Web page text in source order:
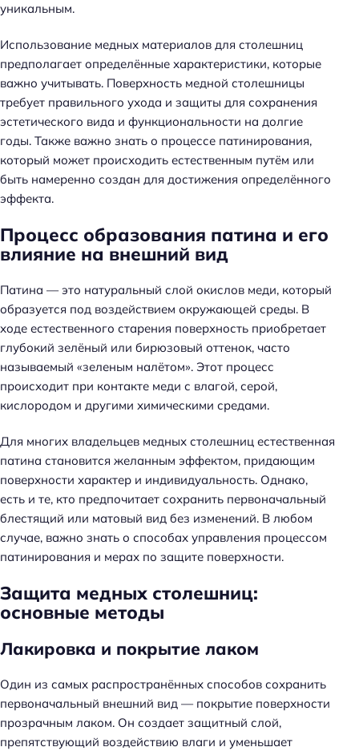
уникальным.
Использование медных материалов для столешниц
предполагает определённые характеристики, которые
важно учитывать. Поверхность медной столешницы
требует правильного ухода и защиты для сохранения
эстетического вида и функциональности на долгие
годы. Также важно знать о процессе патинирования,
который может происходить естественным путём или
быть намеренно создан для достижения определённого
эффекта.
Процесс образования патина и его
влияние на внешний вид
Патина — это натуральный слой окислов меди, который
образуется под воздействием окружающей среды. В
ходе естественного старения поверхность приобретает
глубокий зелёный или бирюзовый оттенок, часто
называемый «зеленым налётом». Этот процесс
происходит при контакте меди с влагой, серой,
кислородом и другими химическими средами.
Для многих владельцев медных столешниц естественная
патина становится желанным эффектом, придающим
поверхности характер и индивидуальность. Однако,
есть и те, кто предпочитает сохранить первоначальный
блестящий или матовый вид без изменений. В любом
случае, важно знать о способах управления процессом
патинирования и мерах по защите поверхности.
Защита медных столешниц:
основные методы
Лакировка и покрытие лаком
Один из самых распространённых способов сохранить
первоначальный внешний вид — покрытие поверхности
прозрачным лаком. Он создает защитный слой,
препятствующий воздействию влаги и уменьшает